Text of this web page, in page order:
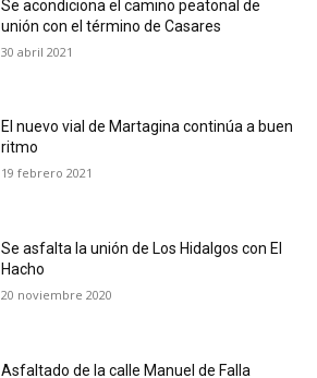
Se acondiciona el camino peatonal de
unión con el término de Casares
30 abril 2021
El nuevo vial de Martagina continúa a buen
ritmo
19 febrero 2021
Se asfalta la unión de Los Hidalgos con El
Hacho
20 noviembre 2020
Asfaltado de la calle Manuel de Falla